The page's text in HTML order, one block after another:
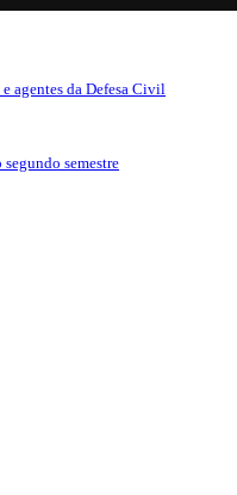
agentes da Defesa Civil
semestre